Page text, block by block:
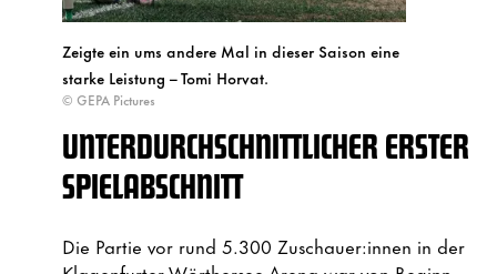
Zeigte ein ums andere Mal in dieser Saison eine
starke Leistung – Tomi Horvat.
© GEPA Pictures
UNTERDURCHSCHNITTLICHER ERSTER
SPIELABSCHNITT
Die Partie vor rund 5.300 Zuschauer:innen in der